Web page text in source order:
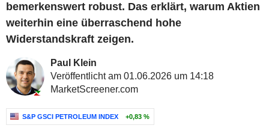
bemerkenswert robust. Das erklärt, warum Aktien
weiterhin eine überraschend hohe
Widerstandskraft zeigen.
Paul Klein
Veröffentlicht am 01.06.2026 um 14:18
MarketScreener.com
S&P GSCI PETROLEUM INDEX +0,83 %